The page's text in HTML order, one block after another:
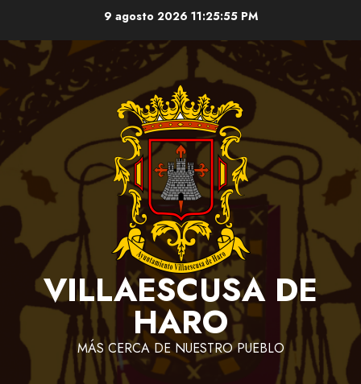
contenido
9 agosto 2026 11:25:55 PM
VILLAESCUSA DE
HARO
MÁS CERCA DE NUESTRO PUEBLO